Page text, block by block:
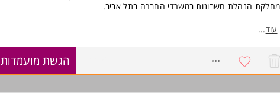
הנהלת חשבונות במשרדי החברה בתל אביב.
כולל:
- טיפול בהפקדות לבנק.
בגביה מסוכנים
עוד...
הגשת מועמדות